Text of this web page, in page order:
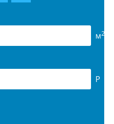
м2
Р